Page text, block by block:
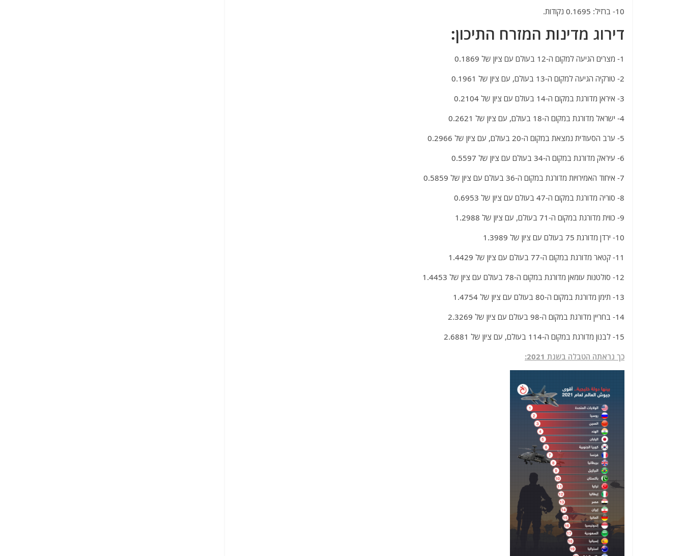
10- ברזיל: 0.1695 נקודות.
דירוג מדינות המזרח התיכון:
1- מצרים הגיעה למקום ה-12 בעולם עם ציון של 0.1869
2- טורקיה הגיעה למקום ה-13 בעולם, עם ציון של 0.1961
3- איראן מדורגת במקום ה-14 בעולם עם ציון של 0.2104
4- ישראל מדורגת במקום ה-18 בעולם, עם ציון של 0.2621
5- ערב הסעודית נמצאת במקום ה-20 בעולם, עם ציון של 0.2966
6- עיראק מדורגת במקום ה-34 בעולם עם ציון של 0.5597
7- איחוד האמירויות מדורגת במקום ה-36 בעולם עם ציון של 0.5859
8- סוריה מדורגת במקום ה-47 בעולם עם ציון של 0.6953
9- כווית מדורגת במקום ה-71 בעולם, עם ציון של 1.2988
10- ירדן מדורגת 75 בעולם עם ציון של 1.3989
11- קטאר מדורגת במקום ה-77 בעולם עם ציון של 1.4429
12- סולטנות עומאן מדורגת במקום ה-78 בעולם עם ציון של 1.4453
13- תימן מדורגת במקום ה-80 בעולם עם ציון של 1.4754
14- בחריין מדורגת במקום ה-98 בעולם עם ציון של 2.3269
15- לבנון מדורגת במקום ה-114 בעולם, עם ציון של 2.6881
כך נראתה הטבלה בשנת 2021: